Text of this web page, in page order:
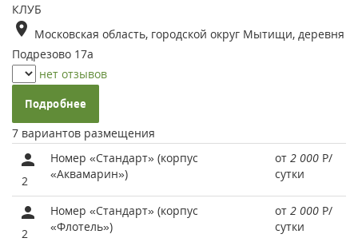
КЛУБ
Московская область, городской округ Мытищи, деревня
Подрезово 17а
нет отзывов
Подробнее
7 вариантов размещения
2
Номер «Стандарт» (корпус
«Аквамарин»)
от 2 000 Р/
сутки
2
Номер «Стандарт» (корпус
«Флотель»)
от 2 000 Р/
сутки